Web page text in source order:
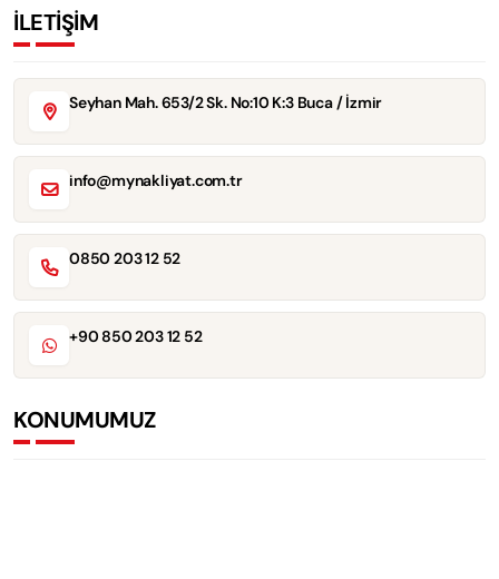
İLETİŞİM
Seyhan Mah. 653/2 Sk. No:10 K:3 Buca / İzmir
info@mynakliyat.com.tr
0850 203 12 52
+90 850 203 12 52
KONUMUMUZ